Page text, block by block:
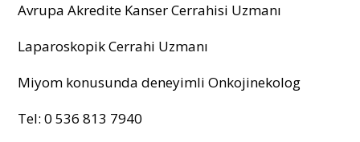
Avrupa Akredite Kanser Cerrahisi Uzmanı
Laparoskopik Cerrahi Uzmanı
Miyom konusunda deneyimli Onkojinekolog
Tel: 0 536 813 7940